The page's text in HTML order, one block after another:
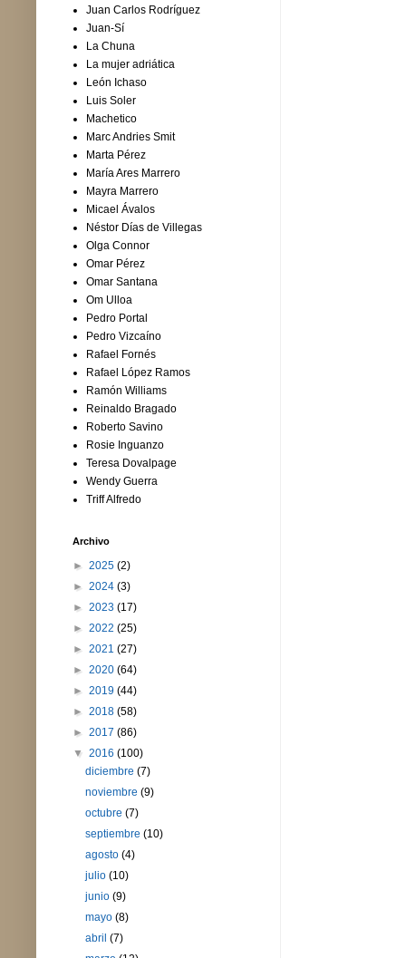
Juan Carlos Rodríguez
Juan-Sí
La Chuna
La mujer adriática
León Ichaso
Luis Soler
Machetico
Marc Andries Smit
Marta Pérez
María Ares Marrero
Mayra Marrero
Micael Ávalos
Néstor Días de Villegas
Olga Connor
Omar Pérez
Omar Santana
Om Ulloa
Pedro Portal
Pedro Vizcaíno
Rafael Fornés
Rafael López Ramos
Ramón Williams
Reinaldo Bragado
Roberto Savino
Rosie Inguanzo
Teresa Dovalpage
Wendy Guerra
Triff Alfredo
Archivo
► 2025 (2)
► 2024 (3)
► 2023 (17)
► 2022 (25)
► 2021 (27)
► 2020 (64)
► 2019 (44)
► 2018 (58)
► 2017 (86)
▼ 2016 (100)
diciembre(7)
noviembre(9)
octubre(7)
septiembre(10)
agosto(4)
julio(10)
junio(9)
mayo(8)
abril(7)